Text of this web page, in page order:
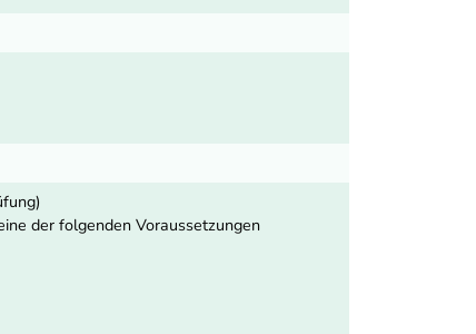
der folgenden Voraussetzungen